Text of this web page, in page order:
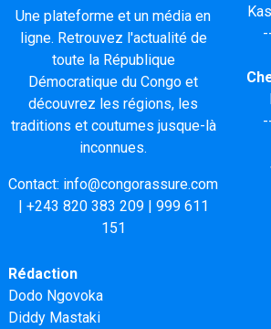
Une plateforme et un média en
ligne. Retrouvez l'actualité de
toute la République
Démocratique du Congo et
découvrez les régions, les
traditions et coutumes jusque-là
inconnues.
Contact: info@congorassure.com
| +243 820 383 209| 999 611
151
Rédaction
Dodo Ngovoka
Diddy Mastaki